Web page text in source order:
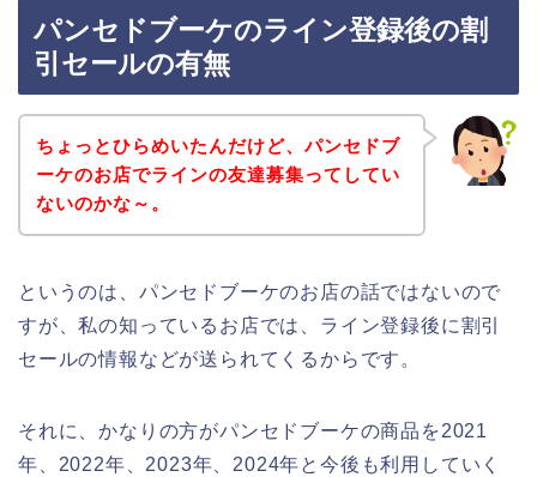
パンセドブーケのライン登録後の割
引セールの有無
ちょっとひらめいたんだけど、パンセドブ
ーケのお店でラインの友達募集ってしてい
ないのかな～。
というのは、パンセドブーケのお店の話ではないので
すが、私の知っているお店では、ライン登録後に割引
セールの情報などが送られてくるからです。
それに、かなりの方がパンセドブーケの商品を2021
年、2022年、2023年、2024年と今後も利用していく